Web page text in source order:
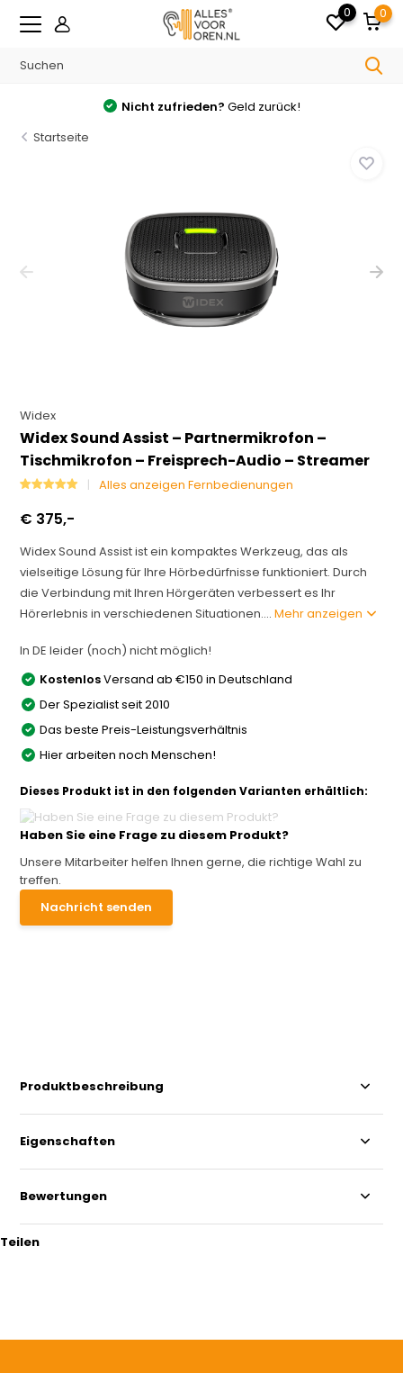
0 0
Nicht zufrieden? Geld zurück!
Startseite
Widex
Widex Sound Assist – Partnermikrofon –
Tischmikrofon – Freisprech-Audio – Streamer
Alles anzeigen Fernbedienungen
€ 375,-
Widex Sound Assist ist ein kompaktes Werkzeug, das als
vielseitige Lösung für Ihre Hörbedürfnisse funktioniert. Durch
die Verbindung mit Ihren Hörgeräten verbessert es Ihr
Hörerlebnis in verschiedenen Situationen....Mehr anzeigen
In DE leider (noch) nicht möglich!
KostenlosVersand ab €150 in Deutschland
Der Spezialist seit 2010
Das beste Preis-Leistungsverhältnis
Hier arbeiten noch Menschen!
Dieses Produkt ist in den folgenden Varianten erhältlich:
Haben Sie eine Frage zu diesem Produkt?
Unsere Mitarbeiter helfen Ihnen gerne, die richtige Wahl zu
treffen.
Nachricht senden
Produktbeschreibung
Eigenschaften
Bewertungen
Teilen